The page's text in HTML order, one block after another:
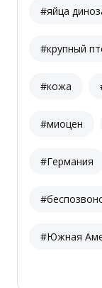
#яйца
#крупный
#кожа
#миоцен
#Германия
#Южная